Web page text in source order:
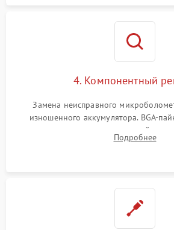
4. Компонентный
Замена неисправного
изношенного аккумулятора. BGA-
контроллеров на материнской
разъемов и кнопок, замена
Подробнее